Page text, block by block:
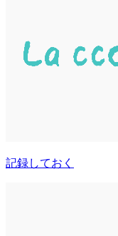
記録しておく